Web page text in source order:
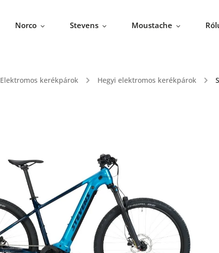
Norco Stevens Moustache
Elektromos kerékpárok / Hegyi elektromos kerékpárok /